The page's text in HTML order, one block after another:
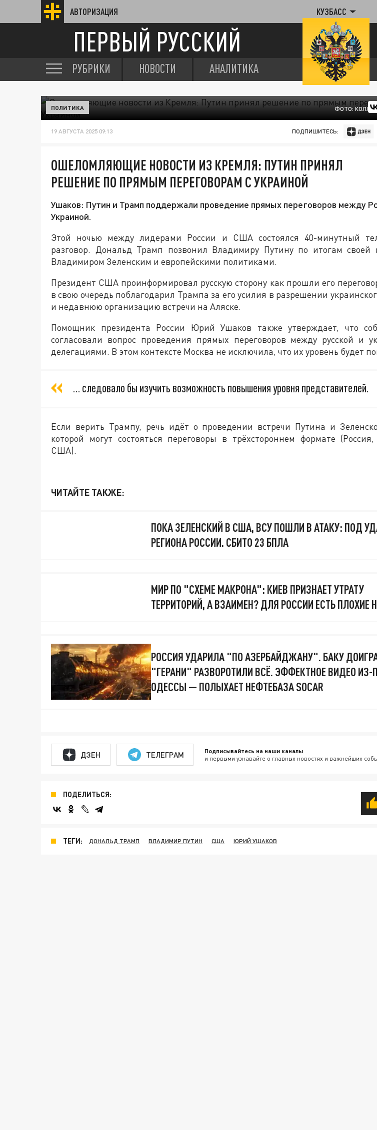
АВТОРИЗАЦИЯ КУЗБАСС
ПЕРВЫЙ РУССКИЙ
РУБРИКИ НОВОСТИ АНАЛИТИКА
ФОТО:
ПОЛИТИКА
19 АВГУСТА 2025 09:13 ПОДПИШИТЕСЬ:
ОШЕЛОМЛЯЮЩИЕ НОВОСТИ ИЗ КРЕМЛЯ: ПУТИН ПРИНЯЛ
РЕШЕНИЕ ПО ПРЯМЫМ ПЕРЕГОВОРАМ С УКРАИНОЙ
Ушаков: Путин и Трамп поддержали проведение прямых переговоров между
Украиной.
Этой ночью между лидерами России и США состоялся 40-минутный
разговор. Дональд Трамп позвонил Владимиру Путину по итогам своей
Владимиром Зеленским и европейскими политиками.
Президент США проинформировал русскую сторону как прошли его
в свою очередь поблагодарил Трампа за его усилия в разрешении
и недавнюю организацию встречи на Аляске.
Помощник президента России Юрий Ушаков также утверждает, что
согласовали вопрос проведения прямых переговоров между русской и
делегациями. В этом контексте Москва не исключила, что их уровень будет
… следовало бы изучить возможность повышения уровня представителей.
Если верить Трампу, речь идёт о проведении встречи Путина и
которой могут состояться переговоры в трёхстороннем формате
США).
ЧИТАЙТЕ ТАКЖЕ:
ПОКА ЗЕЛЕНСКИЙ В США, ВСУ ПОШЛИ В АТАКУ: ПОД
РЕГИОНА РОССИИ. СБИТО 23 БПЛА
МИР ПО "СХЕМЕ МАКРОНА": КИЕВ ПРИЗНАЕТ УТРАТУ
ТЕРРИТОРИЙ, А ВЗАИМЕН? ДЛЯ РОССИИ ЕСТЬ ПЛОХИЕ
РОССИЯ УДАРИЛА "ПО АЗЕРБАЙДЖАНУ". БАКУ
"ГЕРАНИ" РАЗВОРОТИЛИ ВСЁ. ЭФФЕКТНОЕ ВИДЕО ИЗ-
ОДЕССЫ — ПОЛЫХАЕТ НЕФТЕБАЗА SOCAR
ДЗЕН ТЕЛЕГРАМ Подписывайтесь на наши каналы
и первыми узнавайте о главных новостях и важнейших
ПОДЕЛИТЬСЯ:
ТЕГИ: ДОНАЛЬД ТРАМП ВЛАДИМИР ПУТИН США ЮРИЙ УШАКОВ